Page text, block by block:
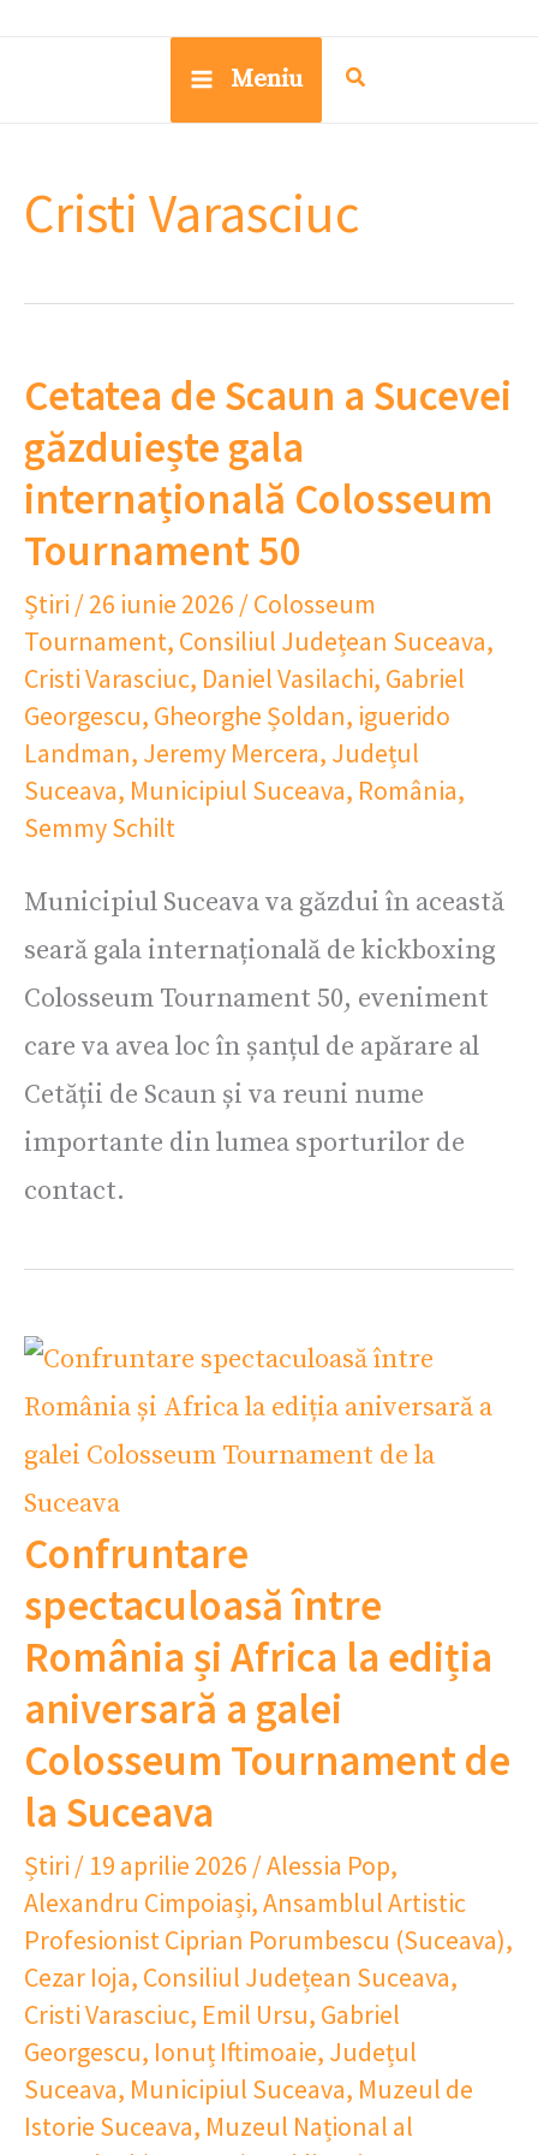
Meniu
Cristi Varasciuc
Cetatea de Scaun a Sucevei
găzduiește gala
internațională Colosseum
Tournament 50
Știri /26 iunie 2026 /Colosseum
Tournament, Consiliul Județean Suceava,
Cristi Varasciuc, Daniel Vasilachi, Gabriel
Georgescu, Gheorghe Șoldan, iguerido
Landman, Jeremy Mercera, Județul
Suceava, Municipiul Suceava, România,
Semmy Schilt
Municipiul Suceava va găzdui în această
seară gala internațională de kickboxing
Colosseum Tournament 50, eveniment
care va avea loc în șanțul de apărare al
Cetății de Scaun și va reuni nume
importante din lumea sporturilor de
contact.
Confruntare
spectaculoasă între
România și Africa la ediția
aniversară a galei
Colosseum Tournament de
la Suceava
Știri / 19 aprilie 2026 /Alessia Pop,
Alexandru Cimpoiași,Ansamblul Artistic
Profesionist Ciprian Porumbescu (Suceava),
Cezar Ioja, Consiliul Județean Suceava,
Cristi Varasciuc, Emil Ursu, Gabriel
Georgescu, Ionuț Iftimoaie, Județul
Suceava, Municipiul Suceava, Muzeul de
Istorie Suceava, Muzeul Național al